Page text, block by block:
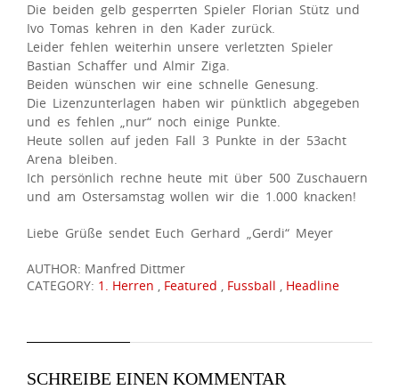
Die beiden gelb gesperrten Spieler Florian Stütz und
Ivo Tomas kehren in den Kader zurück.
Leider fehlen weiterhin unsere verletzten Spieler
Bastian Schaffer und Almir Ziga.
Beiden wünschen wir eine schnelle Genesung.
Die Lizenzunterlagen haben wir pünktlich abgegeben
und es fehlen „nur“ noch einige Punkte.
Heute sollen auf jeden Fall 3 Punkte in der 53acht
Arena bleiben.
Ich persönlich rechne heute mit über 500 Zuschauern
und am Ostersamstag wollen wir die 1.000 knacken!
Liebe Grüße sendet Euch Gerhard „Gerdi“ Meyer
AUTHOR: Manfred Dittmer
CATEGORY: 1. Herren , Featured , Fussball , Headline
SCHREIBE EINEN KOMMENTAR